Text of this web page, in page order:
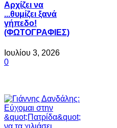
Αρχίζει να
...θυμίζει ξανά
γήπεδο!
(ΦΩΤΟΓΡΑΦΙΕΣ)
Ιουλίου 3, 2026
0